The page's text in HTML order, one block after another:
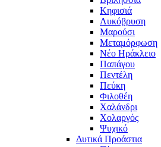
Κηφισιά
Λυκόβρυση
Μαρούσι
Μεταμόρφωση
Νέο Ηράκλειο
Παπάγου
Πεντέλη
Πεύκη
Φιλοθέη
Χαλάνδρι
Χολαργός
Ψυχικό
Δυτικά Προάστια